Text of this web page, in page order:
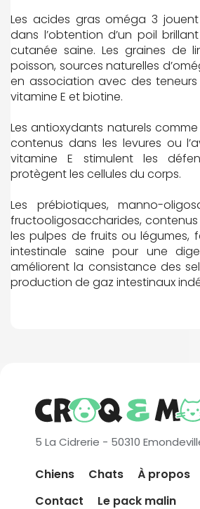
Les acides gras oméga 3
dans l’obtention d’un poil
cutanée saine. Les graines de
poisson, sources naturelles
en association avec des
vitamine E et biotine.
Les antioxydants naturels
contenus dans les levures ou
vitamine E stimulent les
protègent les cellules du corps.
Les prébiotiques, manno-
fructooligosaccharides,
les pulpes de fruits ou légumes,
intestinale saine pour une
améliorent la consistance des
production de gaz intestinaux
5 La Cidrerie - 50310
Chiens Chats À propos
Contact
Le pack malin